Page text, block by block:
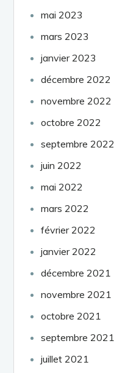
mai 2023
mars 2023
janvier 2023
décembre 2022
novembre 2022
octobre 2022
septembre 2022
juin 2022
mai 2022
mars 2022
février 2022
janvier 2022
décembre 2021
novembre 2021
octobre 2021
septembre 2021
juillet 2021